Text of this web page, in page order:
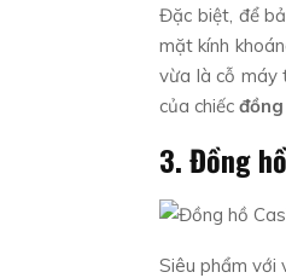
Đặc biệt, để
mặt kính
vừa là cỗ máy
của chiếc
3. Đồng
Siêu phẩm với